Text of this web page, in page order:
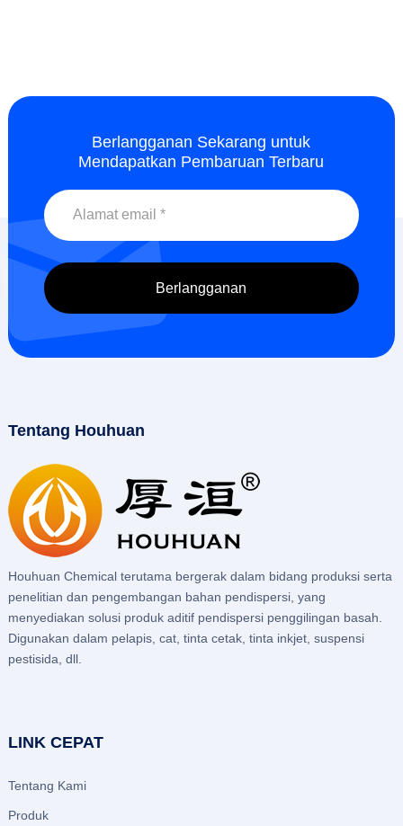
Berlangganan Sekarang untuk
Mendapatkan Pembaruan Terbaru
Tentang Houhuan
Houhuan Chemical terutama bergerak dalam bidang produksi serta
penelitian dan pengembangan bahan pendispersi, yang
menyediakan solusi produk aditif pendispersi penggilingan basah.
Digunakan dalam pelapis, cat, tinta cetak, tinta inkjet, suspensi
pestisida, dll.
LINK CEPAT
Tentang Kami
Produk